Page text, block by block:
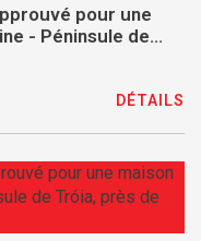
pour une
- Péninsule de
DÉTAILS